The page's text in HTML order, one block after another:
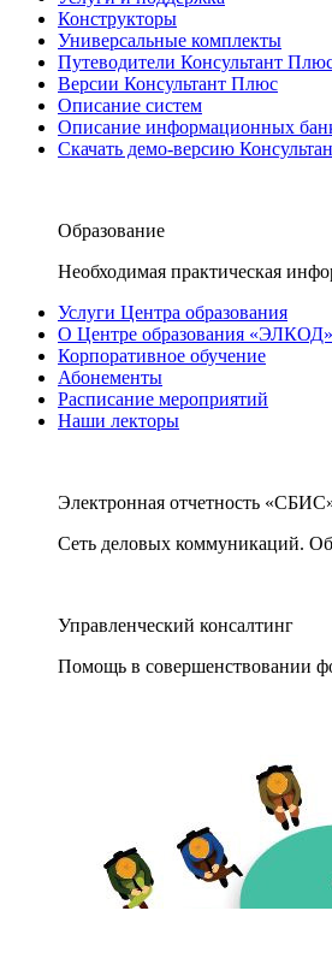
Конструкторы
Универсальные комплекты
Путеводители Консультант
Версии Консультант Плюс
Описание систем
Описание информационных
Скачать демо-версию
Образование
Необходимая практическая
Услуги Центра образования
О Центре образования «ЭЛКОД»
Корпоративное обучение
Абонементы
Расписание мероприятий
Наши лекторы
Электронная отчетность
Сеть деловых коммуникаций.
Управленческий консалтинг
Помощь в совершенствовании